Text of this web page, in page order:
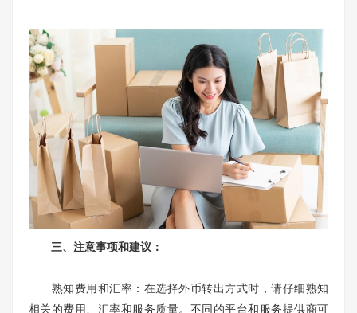
三、注意事项和建议：
熟知费用和汇率：在选择外币转出方式时，请仔细熟知
相关的费用、汇率和服务质量。不同的平台和服务提供商可